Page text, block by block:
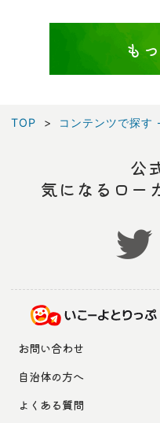
も
TOP コンテンツで探す
公
気になるロー
お問い合わせ
自治体の方へ
よくある質問